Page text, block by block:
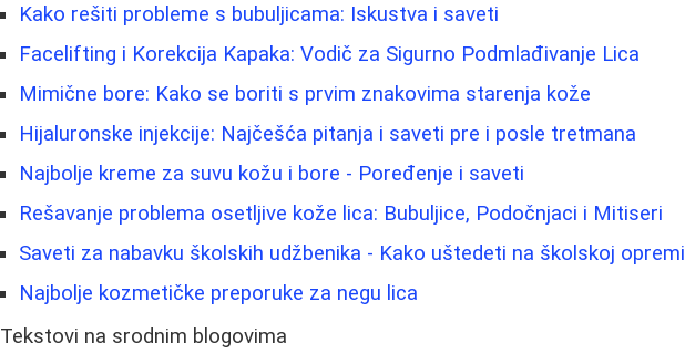
Kako rešiti probleme s bubuljicama: Iskustva i saveti
Facelifting i Korekcija Kapaka: Vodič za Sigurno Podmlađivanje Lica
Mimične bore: Kako se boriti s prvim znakovima starenja kože
Hijaluronske injekcije: Najčešća pitanja i saveti pre i posle tretmana
Najbolje kreme za suvu kožu i bore - Poređenje i saveti
Rešavanje problema osetljive kože lica: Bubuljice, Podočnjaci i Mitiseri
Saveti za nabavku školskih udžbenika - Kako uštedeti na školskoj opremi
Najbolje kozmetičke preporuke za negu lica
Tekstovi na srodnim blogovima